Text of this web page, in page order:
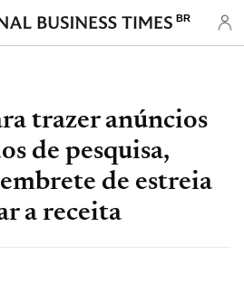
BR
trazer anúncios
de pesquisa,
de estreia
a receita